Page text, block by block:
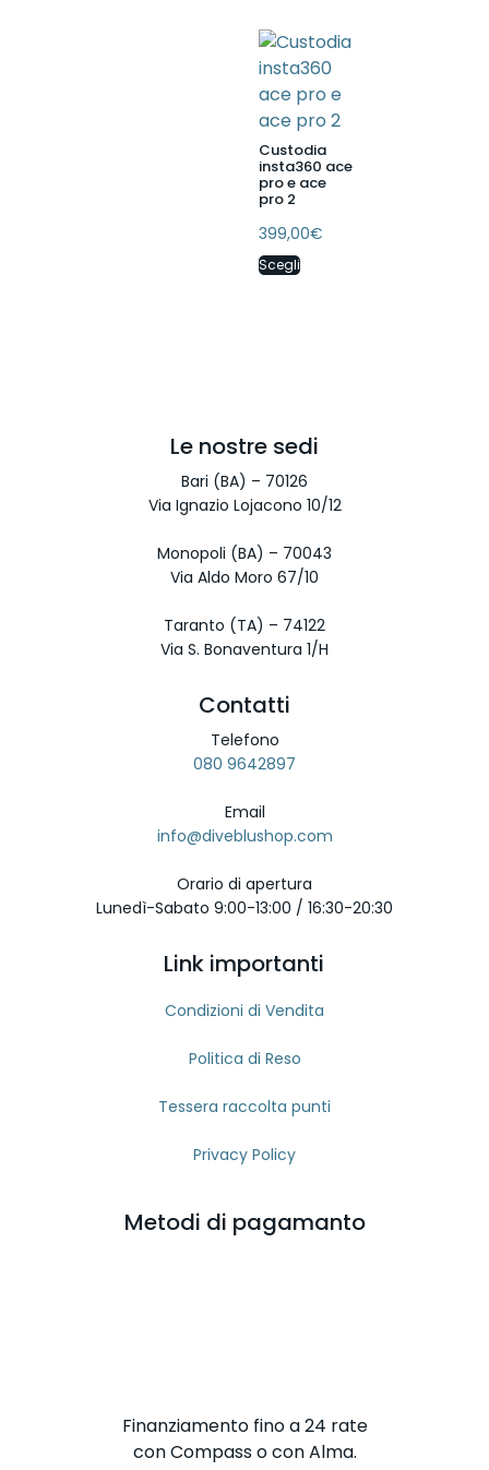
Custodia
insta360 ace
pro e ace
pro 2
399,00€
Scegli
Le nostre sedi
Bari (BA) – 70126
Via Ignazio Lojacono 10/12
Monopoli (BA) – 70043
Via Aldo Moro 67/10
Taranto (TA) – 74122
Via S. Bonaventura 1/H
Contatti
Telefono
080 9642897
Email
info@diveblushop.com
Orario di apertura
Lunedì-Sabato 9:00-13:00 / 16:30-20:30
Link importanti
Condizioni di Vendita
Politica di Reso
Tessera raccolta punti
Privacy Policy
Metodi di pagamanto
Finanziamento fino a 24 rate
con Compass o con Alma.